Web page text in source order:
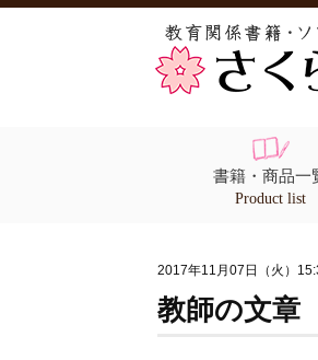
書籍・商品一
Product list
2017年11月07日（火）
教師の文章